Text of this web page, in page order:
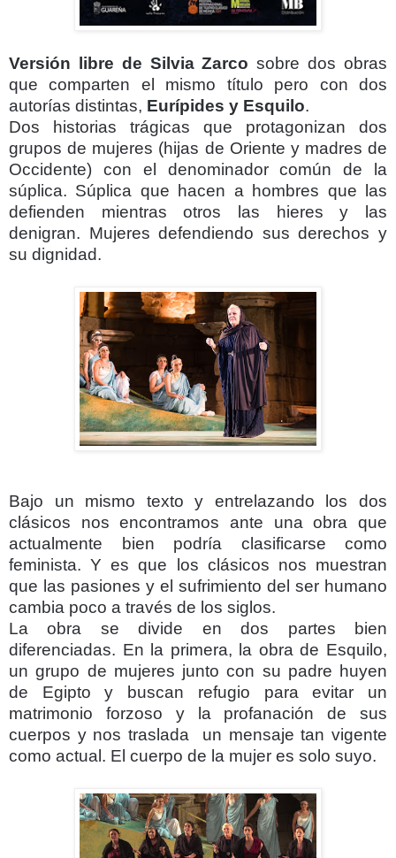
Versión libre de Silvia Zarco sobre dos obras
que comparten el mismo título pero con dos
autorías distintas, Eurípides y Esquilo.
Dos historias trágicas que protagonizan dos
grupos de mujeres (hijas de Oriente y madres de
Occidente) con el denominador común de la
súplica. Súplica que hacen a hombres que las
defienden mientras otros las hieres y las
denigran. Mujeres defendiendo sus derechos y
su dignidad.
Bajo un mismo texto y entrelazando los dos
clásicos nos encontramos ante una obra que
actualmente bien podría clasificarse como
feminista. Y es que los clásicos nos muestran
que las pasiones y el sufrimiento del ser humano
cambia poco a través de los siglos.
La obra se divide en dos partes bien
diferenciadas. En la primera, la obra de Esquilo,
un grupo de mujeres junto con su padre huyen
de Egipto y buscan refugio para evitar un
matrimonio forzoso y la profanación de sus
cuerpos y nos traslada
un mensaje tan vigente
como actual. El cuerpo de la mujer es solo suyo.